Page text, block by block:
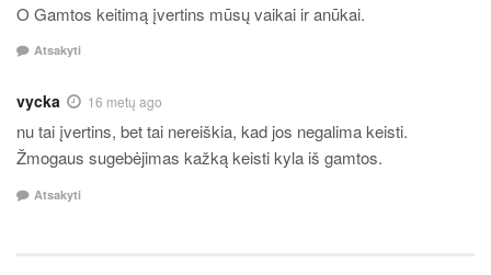
O Gamtos keitimą įvertins mūsų vaikai ir anūkai.
Atsakyti
vycka 16 metų ago
nu tai įvertins, bet tai nereiškia, kad jos negalima keisti.
Žmogaus sugebėjimas kažką keisti kyla iš gamtos.
Atsakyti